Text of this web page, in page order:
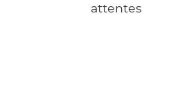
attentes